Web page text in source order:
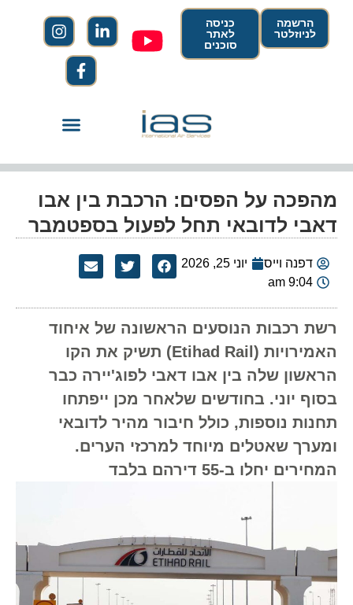
הרשמה
לניוזלטר
כניסה
לאתר
סוכנים
מהפכה על הפסים: הרכבת בין אבו
דאבי לדובאי תחל לפעול בספטמבר
דפנה וייס
יוני 25, 2026
9:04 am
רשת רכבות הנוסעים הראשונה של איחוד
האמירויות (Etihad Rail) תשיק את הקו
הראשון שלה בין אבו דאבי לפוג'יירה כבר
בסוף יוני. בחודשים שלאחר מכן ייפתחו
תחנות נוספות, כולל חיבור מהיר לדובאי
ומערך שאטלים מיוחד למרכזי הערים.
המחירים יחלו ב-55 דירהם בלבד